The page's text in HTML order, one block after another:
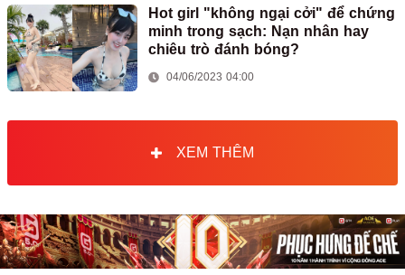
Hot girl "không ngại cởi" để chứng
minh trong sạch: Nạn nhân hay
chiêu trò đánh bóng?
04/06/2023 04:00
XEM THÊM